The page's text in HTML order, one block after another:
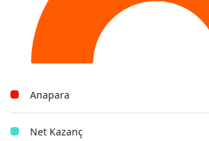
Anapara
Net Kazanç